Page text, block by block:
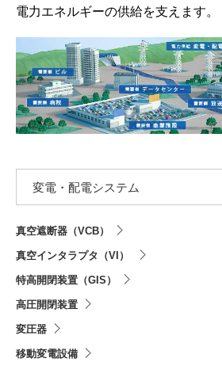
電力エネルギーの供給を支えます。
変電・配電システム
真空遮断器（VCB）
真空インタラプタ（VI）
特高開閉装置（GIS）
高圧開閉装置
変圧器
移動変電設備